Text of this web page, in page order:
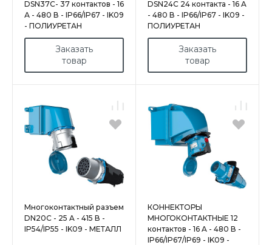
DSN37C- 37 контактов - 16
А - 480 В - IP66/IP67 - IK09
- ПОЛИУРЕТАН
Заказать
товар
DSN24C 24 контакта - 16 A
- 480 В - IP66/IP67 - IK09 -
ПОЛИУРЕТАН
Заказать
товар
Многоконтактный разъем
DN20C - 25 A - 415 В -
IP54/IP55 - IK09 - МЕТАЛЛ
КОННЕКТОРЫ
МНОГОКОНТАКТНЫЕ 12
контактов - 16 A - 480 В -
IP66/IP67/IP69 - IK09 -